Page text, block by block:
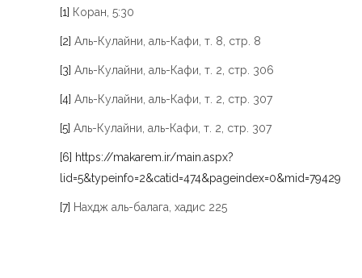
[1] Коран, 5:30
[2] Аль-Кулайни, аль-Кафи, т. 8, стр. 8
[3] Аль-Кулайни, аль-Кафи, т. 2, стр. 306
[4] Аль-Кулайни, аль-Кафи, т. 2, стр. 307
[5] Аль-Кулайни, аль-Кафи, т. 2, стр. 307
[6] https://makarem.ir/main.aspx?
lid=5&typeinfo=2&catid=474&pageindex=0&mid=79429
[7] Нахдж аль-балага, хадис 225